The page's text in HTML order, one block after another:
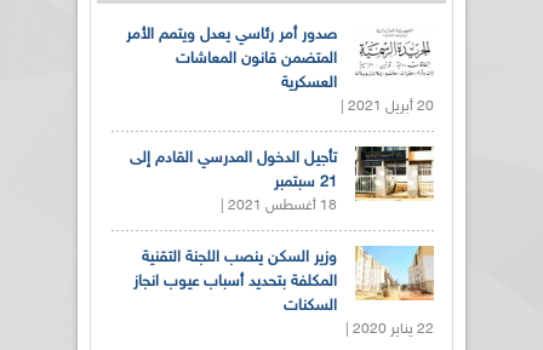
صدور أمر رئاسي يعدل ويتمم الأمر
المتضمن قانون المعاشات
العسكرية
20 أبريل 2021 |
تأجيل الدخول المدرسي القادم إلى
21 سبتمبر
18 أغسطس 2021 |
وزير السكن ينصب اللجنة التقنية
المكلفة بتحديد أسباب عيوب انجاز
السكنات
22 يناير 2020 |